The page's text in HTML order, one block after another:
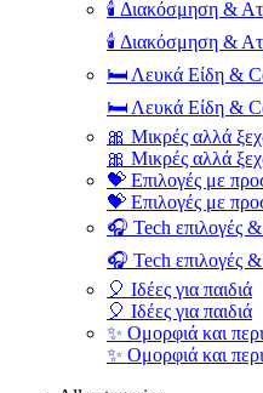
🕯️ Διακόσμηση &
🕯️ Διακόσμηση &
🛏️ Λευκά Είδη &
🛏️ Λευκά Είδη &
🎀 Μικρές αλλά
🎀 Μικρές αλλά
💝 Επιλογές με
💝 Επιλογές με
🎧 Tech επιλογές
🎧 Tech επιλογές
🎈 Ιδέες για παιδιά
🎈 Ιδέες για παιδιά
✨ Ομορφιά και
✨ Ομορφιά και